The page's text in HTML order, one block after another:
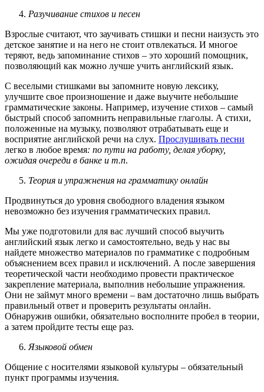
Разучивание стихов и песен
Взрослые считают, что заучивать стишки и песни наизусть это
детское занятие и на него не стоит отвлекаться. И многое
теряют, ведь запоминание стихов – это хороший помощник,
позволяющий как можно лучше учить английский язык.
С веселыми стишками вы запомните новую лексику,
улучшите свое произношение и даже выучите небольшие
грамматические законы. Например, изучение стихов – самый
быстрый способ запомнить неправильные глаголы. А стихи,
положенные на музыку, позволяют отрабатывать еще и
восприятие английской речи на слух. Прослушивать песни
легко в любое время: по пути на работу, делая уборку,
ожидая очереди в банке и т.п.
Теория и упражнения на грамматику онлайн
Продвинуться до уровня свободного владения языком
невозможно без изучения грамматических правил.
Мы уже подготовили для вас лучший способ выучить
английский язык легко и самостоятельно, ведь у нас вы
найдете множество материалов по грамматике с подробным
объяснением всех правил и исключений. А после завершения
теоретической части необходимо провести практическое
закрепление материала, выполнив небольшие упражнения.
Они не займут много времени – вам достаточно лишь выбрать
правильный ответ и проверить результаты онлайн.
Обнаружив ошибки, обязательно восполните пробел в теории,
а затем пройдите тесты еще раз.
Языковой обмен
Общение с носителями языковой культуры – обязательный
пункт программы изучения.